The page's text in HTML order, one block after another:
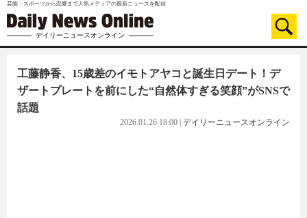
芸能・スポーツから恋愛まで人気メディアの最新ニュースを配信
デイリーニュースオンライン
工藤静香、15歳差のイモトアヤコと誕生日デート！デ
ザートプレートを前にした“自然体すぎる笑顔”がSNSで
話題
2026.01.26 18:00 デイリーニュースオンライン